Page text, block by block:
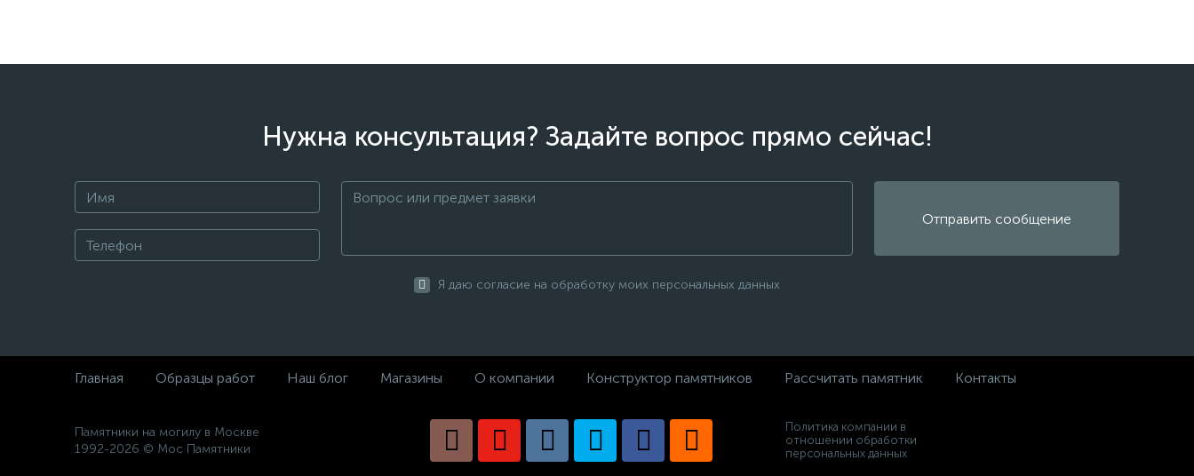
Нужна консультация? Задайте вопрос прямо сейчас!
Отправить сообщение
Я даю согласие на обработку моих персональных данных
Главная Образцы работ Наш блог Магазины О компании Конструктор памятников Рассчитать памятник Контакты
Памятники на могилу в Москве
1992-2026 © Мос Памятники
Политика компании в
отношении обработки
персональных данных